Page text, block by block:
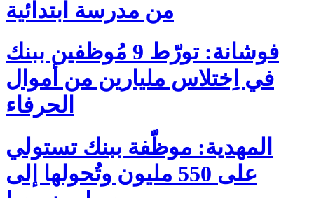
من مدرسة ابتدائية
فوشانة: تورّط 9 مُوظفين ببنك
في اِختلاس مليارين من أموال
الحرفاء
المهدية: موظّفة ببنك تستولي
على 550 مليون وتُحولها إلى